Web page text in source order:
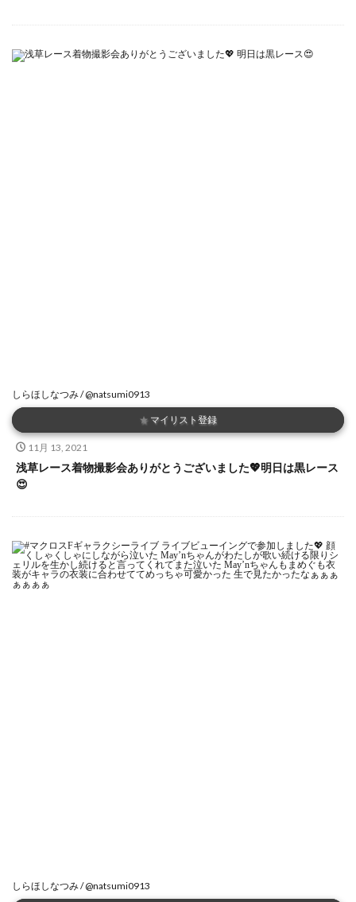
しらほしなつみ / @natsumi0913
★ マイリスト登録
11月 13, 2021
浅草レース着物撮影会ありがとうございました💖明日は黒レース
😍
しらほしなつみ / @natsumi0913